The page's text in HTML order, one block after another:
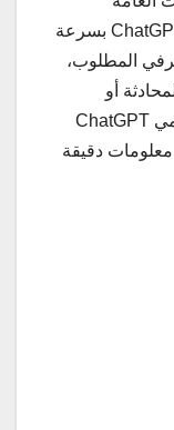
والاستجابة بشكل سلس وذكي. يتميز ChatGPT بسرعة
المطلوب،
أو
المساعدات الافتراضية. يمكن لمستخدمي ChatGPT
دقيقة